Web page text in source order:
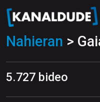
Nahieran >
5.727 bideo